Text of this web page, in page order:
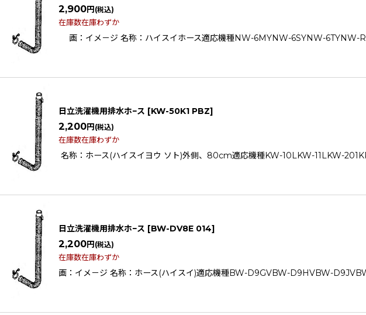
2,900円(税込)
在庫数在庫わずか
画：イメ－ジ 名称：ハイスイホース適応機種NW-6MYNW-6SYNW-
日立洗濯機用排水ホ−ス [KW-50K1 PBZ]
2,200円(税込)
在庫数在庫わずか
名称：ホース(ハイスイヨウ ソト)外側、80cm適応機種KW-10LKW-11LKW-
日立洗濯機用排水ホ−ス [BW-DV8E 014]
2,200円(税込)
在庫数在庫わずか
画：イメ－ジ 名称：ホース(ハイスイ)適応機種BW-D9GVBW-D9HVBW-